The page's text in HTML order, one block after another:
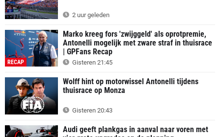
2 uur geleden
RECAP
Marko kreeg fors 'zwijggeld' als oprotpremie,
Antonelli mogelijk met zware straf in thuisrace
| GPFans Recap
Gisteren 21:45
Wolff hint op motorwissel Antonelli tijdens
thuisrace op Monza
Gisteren 20:43
Audi geeft plankgas in aanval naar voren met